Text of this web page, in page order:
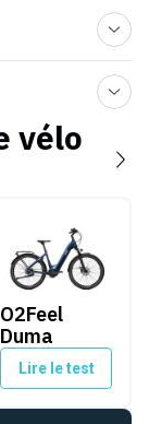
vélo
O2Feel Duma
O2Feel
Duma
Lire le test